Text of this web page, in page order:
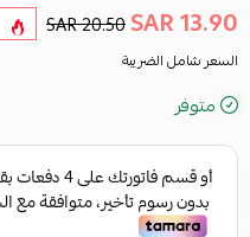
13.90 SAR
20.50 SAR
السعر شامل الضريبة
متوفر